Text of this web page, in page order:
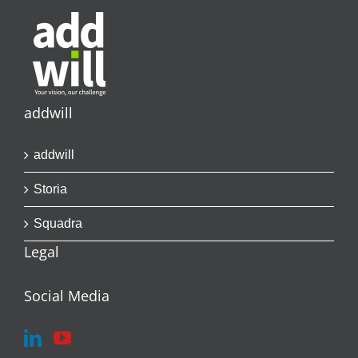
addwill
addwill
Storia
Squadra
Legal
Social Media